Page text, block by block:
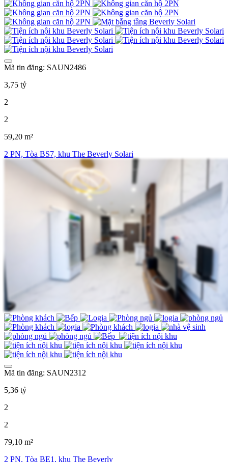
Mã tin đăng: SAUN2486
3,75 tỷ
2
2
59,20 m²
2 PN, Tòa BS7, khu The Beverly Solari
Mã tin đăng: SAUN2312
5,36 tỷ
2
2
79,10 m²
2 PN, Tòa BE1, khu The Beverly